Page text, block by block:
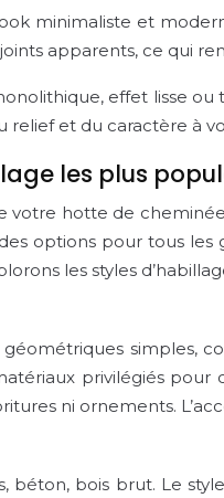
minimaliste et
joints apparents, ce qui
effet lisse
relief et du caractère à
les plus
votre hotte de
options pour tous
les styles
simples,
privilégiés
ni ornements.
béton, bois brut. Le